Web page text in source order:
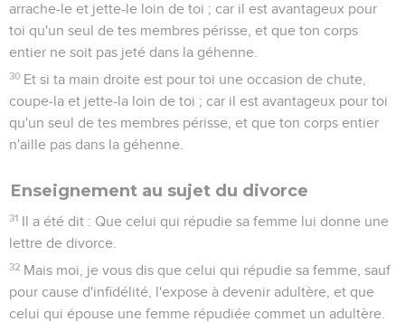
arrache-le et jette-le loin de toi ; car il est avantageux pour
toi qu'un seul de tes membres périsse, et que ton corps
entier ne soit pas jeté dans la géhenne.
30 Et si ta main droite est pour toi une occasion de chute,
coupe-la et jette-la loin de toi ; car il est avantageux pour toi
qu'un seul de tes membres périsse, et que ton corps entier
n'aille pas dans la géhenne.
Enseignement au sujet du divorce
31 Il a été dit : Que celui qui répudie sa femme lui donne une
lettre de divorce.
32 Mais moi, je vous dis que celui qui répudie sa femme, sauf
pour cause d'infidélité, l'expose à devenir adultère, et que
celui qui épouse une femme répudiée commet un adultère.